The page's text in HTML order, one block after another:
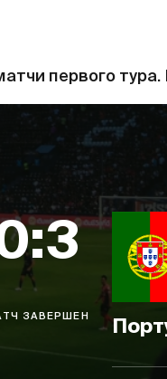
первого тура.
ЗАВЕРШЕН